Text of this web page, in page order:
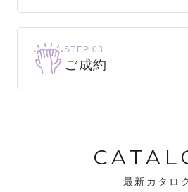
お気に入りの振袖が見つか
試着できます。
・振袖コンシェルジュが、
バッグでお嬢様らしいコ
STEP 03
ご成約
最新カタロ